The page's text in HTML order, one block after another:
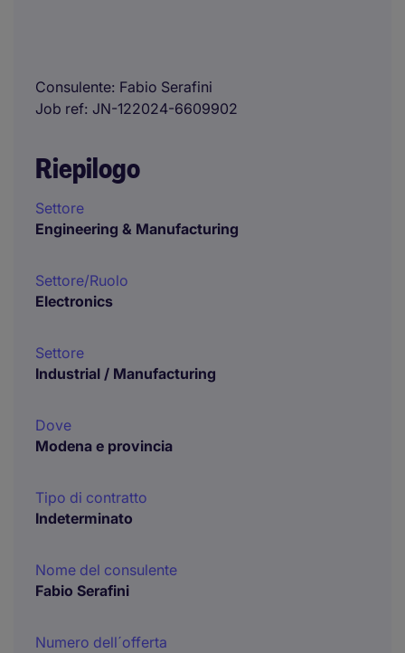
Consulente Fabio Serafini
Job ref JN-122024-6609902
Riepilogo
Settore
Engineering & Manufacturing
Settore/Ruolo
Electronics
Settore
Industrial / Manufacturing
Dove
Modena e provincia
Tipo di contratto
Indeterminato
Nome del consulente
Fabio Serafini
Numero dell´offerta